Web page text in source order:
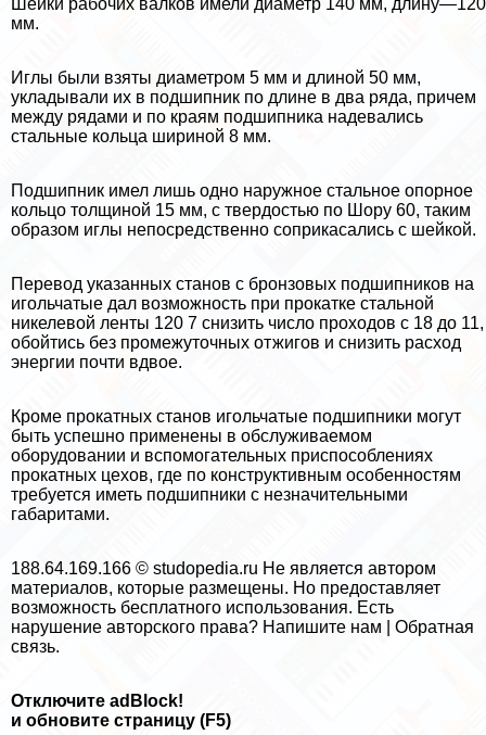
Шейки рабочих валков имели диаметр 140 мм, длину—120
мм.
Иглы были взяты диаметром 5 мм и длиной 50 мм,
укладывали их в подшип­ник по длине в два ряда, причем
между рядами и по краям подшипника надева­лись
стальные кольца шириной 8 мм.
Подшипник имел лишь одно наружное стальное опopное
кольцо толщиной 15 мм, с твердостью по Шору 60, таким
образом иглы непосредственно соприка­сались с шейкой.
Перевод указанных станов с бронзовых подшипников на
игольчатые дал воз­можность при прокатке стальной
никелевой ленты 120 7 снизить число проходов с 18 до 11,
обойтись без промежуточных отжигов и снизить расход
энер­гии почти вдвое.
Кроме прокатных станов игольчатые подшипники могут
быть успешно приме­нены в обслуживаемом
оборудовании и вспомогательных приспособлениях
прокатных цехов, где по конструктивным особенностям
требуется иметь подшипники с незначи­тельными
габаритами.
188.64.169.166 © studopedia.ru Не является автором
материалов, которые размещены. Но предоставляет
возможность бесплатного использования. Есть
нарушение авторского права? Напишите нам | Обратная
связь.
Отключите adBlock!
и обновите страницу (F5)